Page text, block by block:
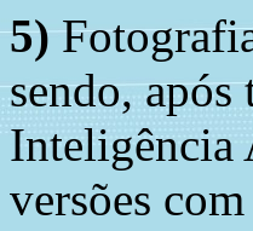
5)
sendo, após
Inteligência
versões